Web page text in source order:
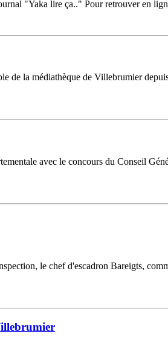
"Yaka lire ça.." Pour retrouver en
de la médiathèque de Villebrumier
avec le concours du Conseil
le chef d'escadron Bareigts,